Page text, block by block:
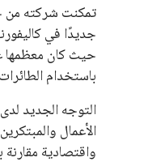
جديدًا في
حيث كان معظمها
باستخدام
التوجه الجديد
الأعمال
واقتصادية